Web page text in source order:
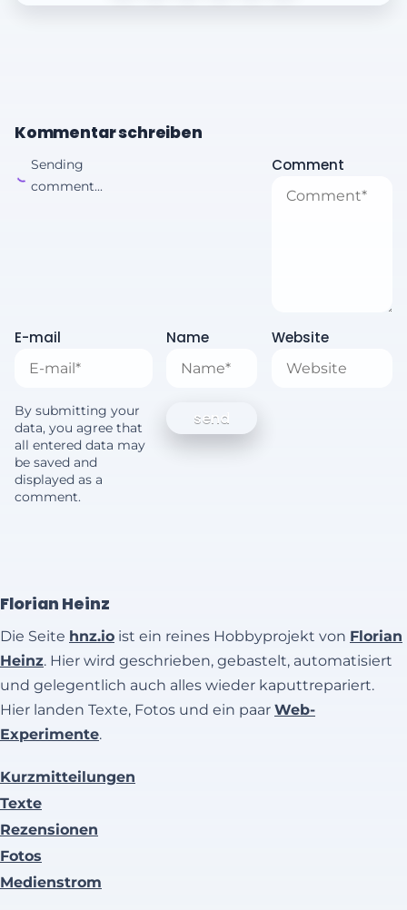
Kommentar schreiben
Sending
comment...
Comment
E-mail Name Website
By submitting your
data, you agree that
all entered data may
be saved and
displayed as a
comment.
Florian Heinz
Die Seite hnz.io ist ein reines Hobbyprojekt von Florian
Heinz. Hier wird geschrieben, gebastelt, automatisiert
und gelegentlich auch alles wieder kaputtrepariert.
Hier landen Texte, Fotos und ein paar Web-
Experimente.
Kurzmitteilungen
Texte
Rezensionen
Fotos
Medienstrom